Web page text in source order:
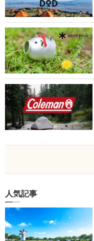
人気記事